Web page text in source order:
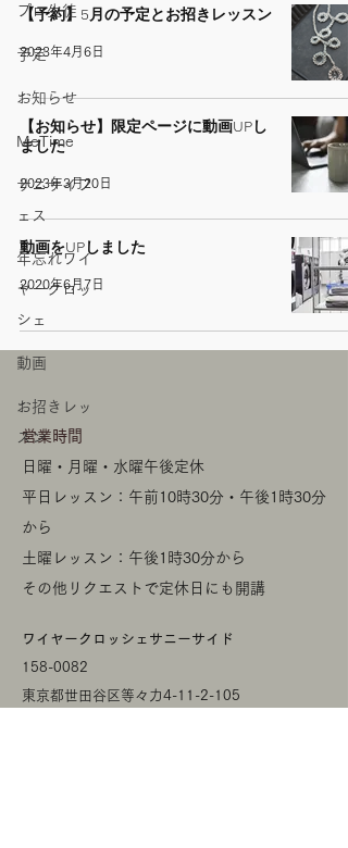
プロ生徒
予定
お知らせ
MeTime
サニサイフ
ェス
年忘れワイ
ヤークロッ
シェ
動画
お招きレッ
スン
【予約】5月の予定とお招きレッスン
2023年4月6日
【お知らせ】限定ページに動画UPし
ました
2023年3月20日
動画をUPしました
2020年6月7日
​営業時間
日曜・月曜・水曜午後定休
平日レッスン：午前10時30分・午後1時30分
から
土曜レッスン：午後1時30分から
​その他リクエストで定休日にも開講
​ワイヤークロッシェサニーサイド
158-0082
​東京都世田谷区等々力4-11-2-105